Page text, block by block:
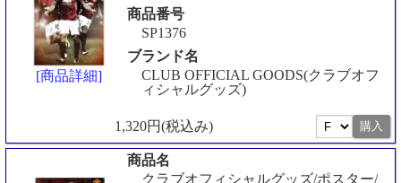
[商品詳細]
商品番号
SP1376
ブランド名
CLUB OFFICIAL GOODS(クラブオフ
ィシャルグッズ)
1,320円(税込み)
商品名
クラブオフィシャルグッズ/ポスター/